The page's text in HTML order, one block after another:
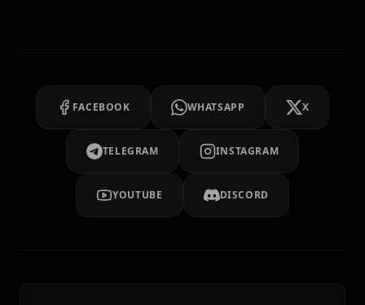
FACEBOOK WHATSAPP X
TELEGRAM INSTAGRAM
YOUTUBE DISCORD